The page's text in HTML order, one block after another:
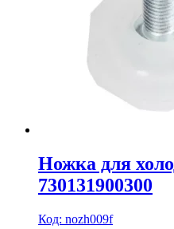
Ножка для
730131900300
Код: nozh009f